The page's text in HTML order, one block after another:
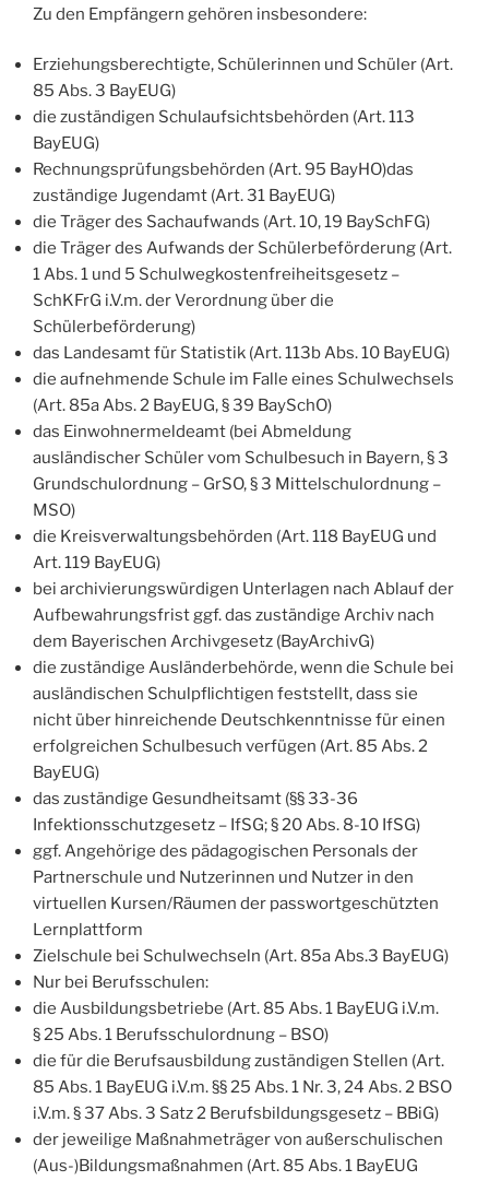
Zu den Empfängern gehören insbesondere:
Erziehungsberechtigte, Schülerinnen und Schüler (Art.
85 Abs. 3 BayEUG)
die zuständigen Schulaufsichtsbehörden (Art. 113
BayEUG)
Rechnungsprüfungsbehörden (Art. 95 BayHO)das
zuständige Jugendamt (Art. 31 BayEUG)
die Träger des Sachaufwands (Art. 10, 19 BaySchFG)
die Träger des Aufwands der Schülerbeförderung (Art.
1 Abs. 1 und 5 Schulwegkostenfreiheitsgesetz –
SchKFrG i.V.m. der Verordnung über die
Schülerbeförderung)
das Landesamt für Statistik (Art. 113b Abs. 10 BayEUG)
die aufnehmende Schule im Falle eines Schulwechsels
(Art. 85a Abs. 2 BayEUG, § 39 BaySchO)
das Einwohnermeldeamt (bei Abmeldung
ausländischer Schüler vom Schulbesuch in Bayern, § 3
Grundschulordnung – GrSO, § 3 Mittelschulordnung –
MSO)
die Kreisverwaltungsbehörden (Art. 118 BayEUG und
Art. 119 BayEUG)
bei archivierungswürdigen Unterlagen nach Ablauf der
Aufbewahrungsfrist ggf. das zuständige Archiv nach
dem Bayerischen Archivgesetz (BayArchivG)
die zuständige Ausländerbehörde, wenn die Schule bei
ausländischen Schulpflichtigen feststellt, dass sie
nicht über hinreichende Deutschkenntnisse für einen
erfolgreichen Schulbesuch verfügen (Art. 85 Abs. 2
BayEUG)
das zuständige Gesundheitsamt (§§ 33-36
Infektionsschutzgesetz – IfSG; § 20 Abs. 8-10 IfSG)
ggf. Angehörige des pädagogischen Personals der
Partnerschule und Nutzerinnen und Nutzer in den
virtuellen Kursen/Räumen der passwortgeschützten
Lernplattform
Zielschule bei Schulwechseln (Art. 85a Abs.3 BayEUG)
Nur bei Berufsschulen:
die Ausbildungsbetriebe (Art. 85 Abs. 1 BayEUG i.V.m.
§ 25 Abs. 1 Berufsschulordnung – BSO)
die für die Berufsausbildung zuständigen Stellen (Art.
85 Abs. 1 BayEUG i.V.m. §§ 25 Abs. 1 Nr. 3, 24 Abs. 2 BSO
i.V.m. § 37 Abs. 3 Satz 2 Berufsbildungsgesetz – BBiG)
der jeweilige Maßnahmeträger von außerschulischen
(Aus-)Bildungsmaßnahmen (Art. 85 Abs. 1 BayEUG